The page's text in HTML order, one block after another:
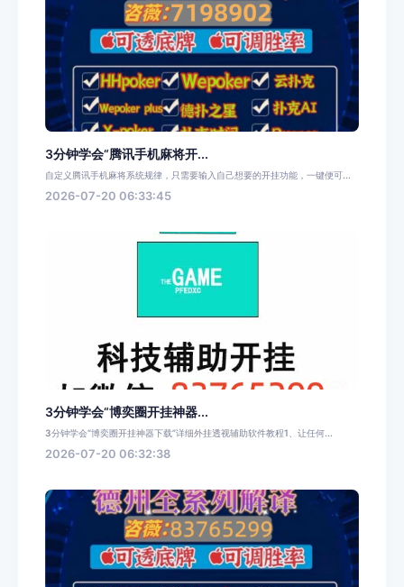
3分钟学会“腾讯手机麻将开...
自定义腾讯手机麻将系统规律，只需要输入自己想要的开挂功能，一键便可...
2026-07-20 06:33:45
3分钟学会“博奕圈开挂神器...
3分钟学会“博奕圈开挂神器下载”详细外挂透视辅助软件教程1、让任何...
2026-07-20 06:32:38